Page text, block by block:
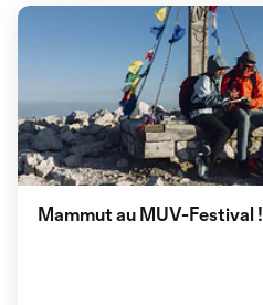
Mammut au MUV-Festival !